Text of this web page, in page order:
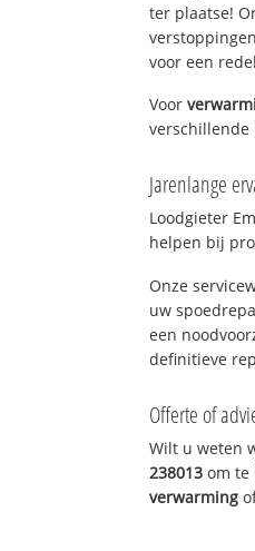
ter plaatse!
voor een
Voor
verschillende
Jarenlange
Loodgieter
helpen bij
Onze
uw
een
definitieve
Offerte of
Wilt u weten
238013 om te
verwarming